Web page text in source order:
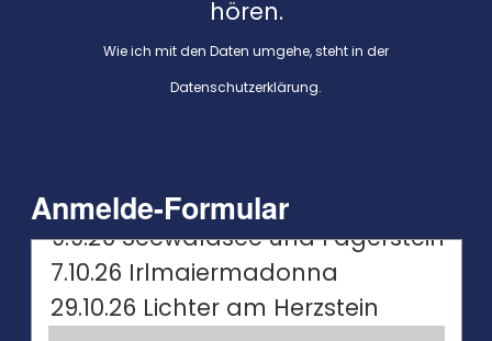
hören.
Wie ich mit den Daten umgehe, steht in der
Datenschutzerklärung.
Anmelde-Formular